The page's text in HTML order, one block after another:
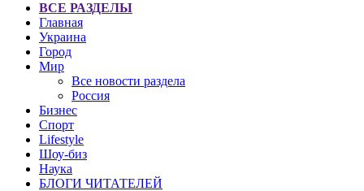
ВСЕ РАЗДЕЛЫ
Главная
Украина
Город
Мир
Все новости раздела
Россия
Бизнес
Спорт
Lifestyle
Шоу-биз
Наука
БЛОГИ ЧИТАТЕЛЕЙ